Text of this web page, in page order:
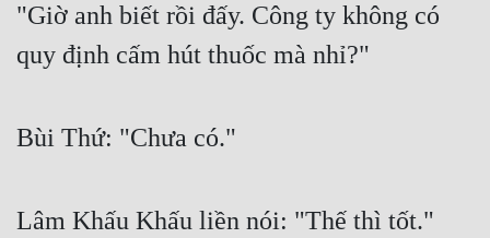
"Giờ anh biết rồi đấy. Công ty không có
quy định cấm hút thuốc mà nhỉ?"
Bùi Thứ: "Chưa có."
Lâm Khấu Khấu liền nói: "Thế thì tốt."